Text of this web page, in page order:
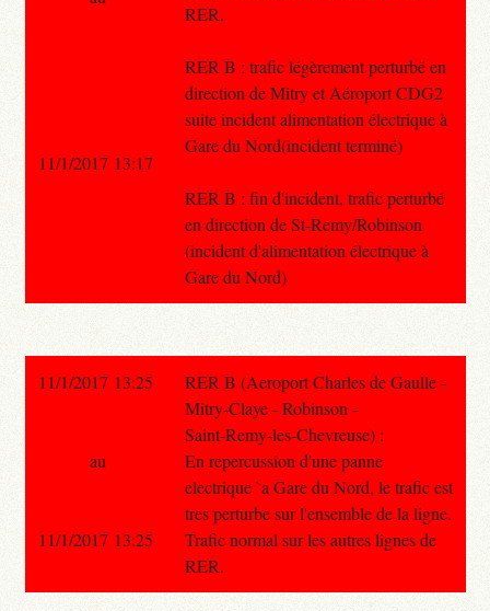
RER.
RER B : trafic légèrement perturbé en
direction de Mitry et Aéroport CDG2
suite incident alimentation électrique à
Gare du Nord(incident terminé)
RER B : fin d'incident, trafic perturbé
en direction de St-Remy/Robinson
(incident d'alimentation électrique à
Gare du Nord)
11/1/2017 13:17
11/1/2017 13:25
RER B (Aeroport Charles de Gaulle -
Mitry-Claye - Robinson -
Saint-Remy-les-Chevreuse) :
En repercussion d'une panne
electrique `a Gare du Nord, le trafic est
tres perturbe sur l'ensemble de la ligne.
Trafic normal sur les autres lignes de
RER.
au
11/1/2017 13:25